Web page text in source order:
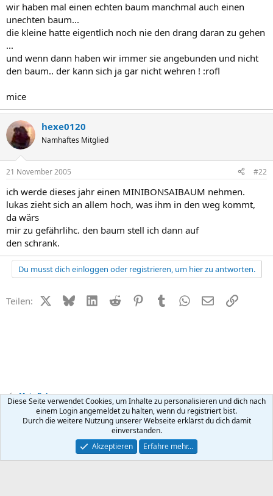
wir haben mal einen echten baum manchmal auch einen
unechten baum...
die kleine hatte eigentlich noch nie den drang daran zu gehen
...
und wenn dann haben wir immer sie angebunden und nicht
den baum.. der kann sich ja gar nicht wehren ! :rofl
mice
hexe0120
Namhaftes Mitglied
21 November 2005 #22
ich werde dieses jahr einen MINIBONSAIBAUM nehmen.
lukas zieht sich an allem hoch, was ihm in den weg kommt,
da wärs
mir zu gefährlihc. den baum stell ich dann auf
den schrank.
Du musst dich einloggen oder registrieren, um hier zu antworten.
Teilen: X (Twitter)
BlueskyLinkedIn
Reddit PinterestTumblr WhatsApp
E-MailLink
Mein Baby
Kontakt Nutzungsbedingungen Datenschutz Hilfe
R
Community platform by XenForo ® © 2010-2026 XenForo Ltd.
Diese Seite verwendet Cookies, um Inhalte zu personalisieren und dich nach
einem Login angemeldet zu halten, wenn du registriert bist.
Durch die weitere Nutzung unserer Webseite erklärst du dich damit
einverstanden.
Akzeptieren
Erfahre mehr…